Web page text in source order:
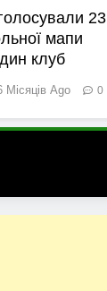
23
мапи
клуб
Місяців Ago 0